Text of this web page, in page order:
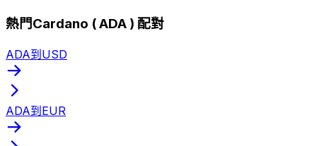
熱門Cardano ( ADA ) 配對
ADA到USD
ADA到EUR